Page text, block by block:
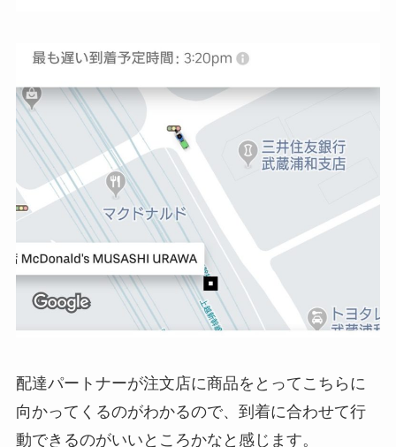
配達パートナーが注文店に商品をとってこちらに
向かってくるのがわかるので、到着に合わせて行
動できるのがいいところかなと感じます。